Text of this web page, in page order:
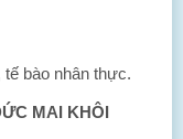
bào nhân thực.
MAI KHÔI